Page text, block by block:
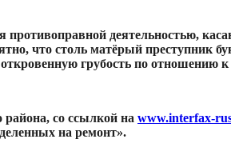
деятельностью,
что столь матёрый преступник
грубость по отношению
со ссылкой на www.interfax-
на ремонт».